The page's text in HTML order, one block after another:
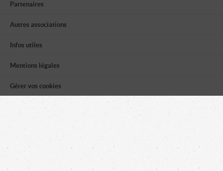
Partenaires
Autres associations
Infos utiles
Mentions légales
Gérer vos cookies